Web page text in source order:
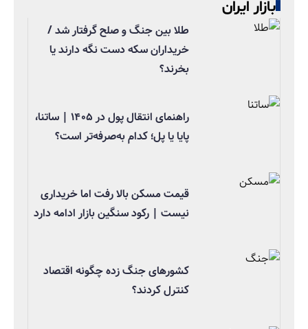
بازار ایران
طلا بین جنگ و صلح گرفتار شد /
خریداران سکه دست نگه دارند یا
بخرند؟
راهنمای انتقال پول در ۱۴۰۵ | ساتنا،
پایا یا پل؛ کدام به‌صرفه‌تر است؟
قیمت مسکن بالا رفت اما خریداری
نیست | رکود سنگین بازار ادامه دارد
کشورهای جنگ زده چگونه اقتصاد
کنترل کردند؟